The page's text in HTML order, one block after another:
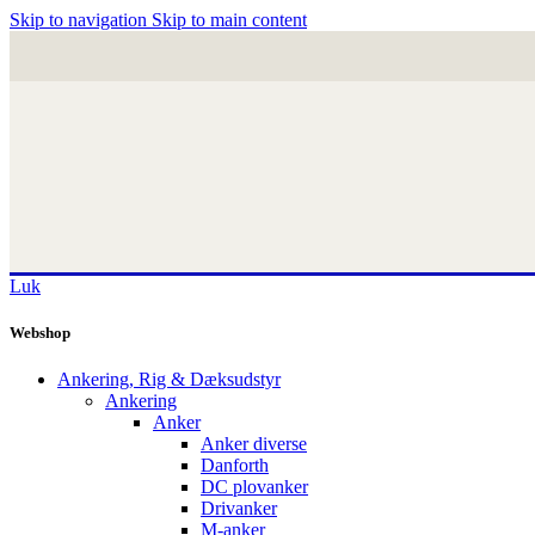
Skip to navigation Skip to main content
Luk
Webshop
Ankering, Rig & Dæksudstyr
Ankering
Anker
Anker diverse
Danforth
DC plovanker
Drivanker
M-anker